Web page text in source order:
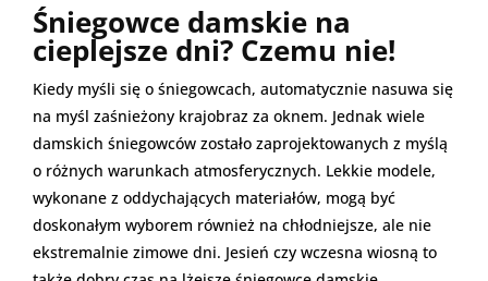
Śniegowce damskie na
cieplejsze dni? Czemu nie!
Kiedy myśli się o śniegowcach, automatycznie nasuwa się
na myśl zaśnieżony krajobraz za oknem. Jednak wiele
damskich śniegowców zostało zaprojektowanych z myślą
o różnych warunkach atmosferycznych. Lekkie modele,
wykonane z oddychających materiałów, mogą być
doskonałym wyborem również na chłodniejsze, ale nie
ekstremalnie zimowe dni. Jesień czy wczesna wiosną to